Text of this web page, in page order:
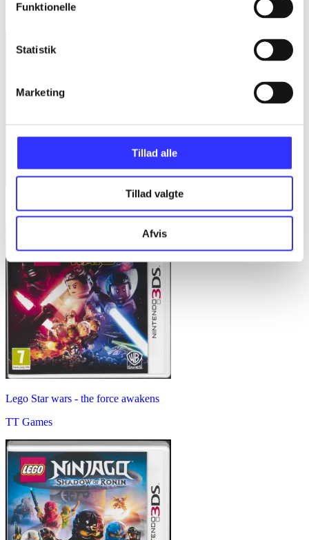
Funktionelle
Statistik
Marketing
Tillad alle
Tillad valgte
Afvis
FIFA 15
Dragon ball Z - extreme butoden
Lego Star wars - the force awakens
TT Games